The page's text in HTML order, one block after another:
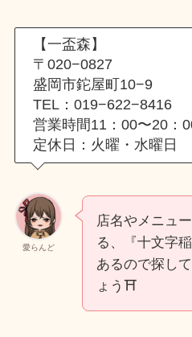
【一盃森】
〒020−0827
盛岡市鉈屋町10−9
TEL：019−622−8416
営業時間11：00〜20：
定休日：火曜・水曜日
愛らんど
店名やメニュ
る、『十文字
あるので探し
ょう⛩️